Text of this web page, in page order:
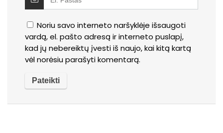
Noriu savo interneto naršyklėje išsaugoti
vardą, el. pašto adresą ir interneto puslapį,
kad jų nebereiktų įvesti iš naujo, kai kitą kartą
vėl norėsiu parašyti komentarą.